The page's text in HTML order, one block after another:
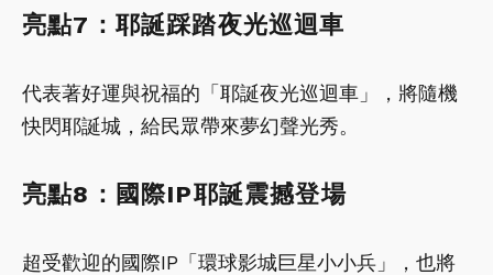
亮點7：耶誕踩踏夜光巡迴車
代表著好運與祝福的「耶誕夜光巡迴車」，將隨機
快閃耶誕城，給民眾帶來夢幻聲光秀。
亮點8：國際IP耶誕震撼登場
超受歡迎的國際IP「環球影城巨星小小兵」，也將